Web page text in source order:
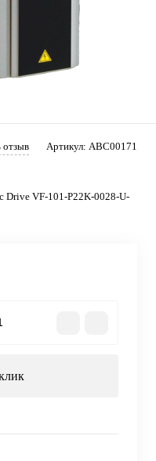
отзыв Артикул: ABC00171
Drive VF-101-P22K-0028-U-